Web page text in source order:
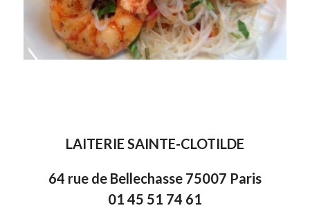
LAITERIE SAINTE-CLOTILDE
64 rue de Bellechasse 75007 Paris
01 45 51 74 61